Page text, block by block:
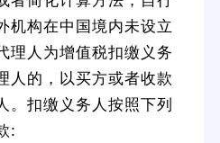
机构在中国境内未设立
理人为增值税扣缴义务
人的，以买方或者收款
。扣缴义务人按照下列
: